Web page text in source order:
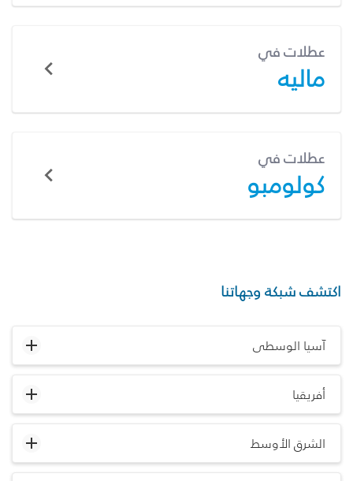
عطلات في
ماليه
عطلات في
كولومبو
اكتشف شبكة وجهاتنا
آسيا الوسطى
أفريقيا
الشرق الأوسط